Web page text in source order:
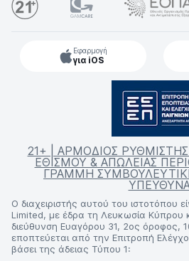
Εφαρμογή
για iOS
21+ | ΑΡΜΟΔΙΟΣ
ΕΘΙΣΜΟΥ & ΑΠΩΛΕΙΑΣ
ΓΡΑΜΜΗ
Ο διαχειριστής αυτού του ιστοτόπου
Limited, με έδρα τη Λευκωσία Κύπρου
διεύθυνση Ευαγόρου 31, 2ος όροφος,
εποπτεύεται από την Επιτροπή
βάσει της άδειας Τύπου 1: